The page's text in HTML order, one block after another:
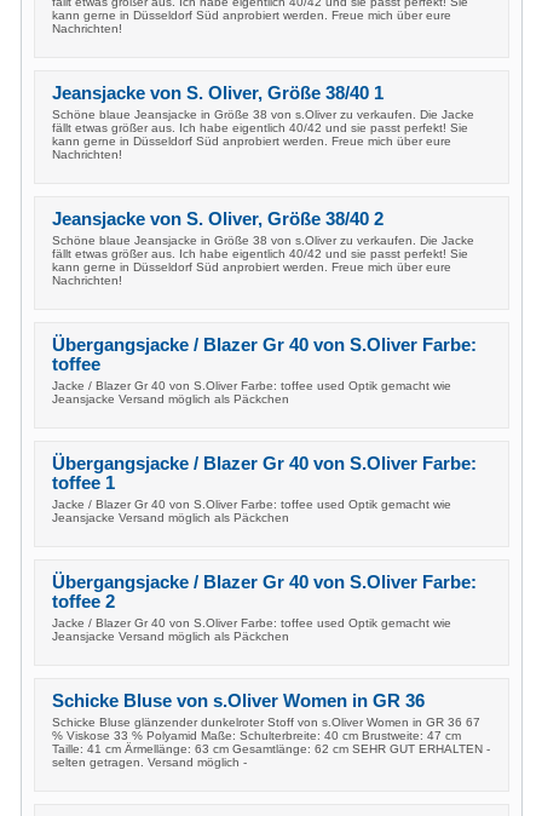
kann gerne in Düsseldorf Süd anprobiert werden. Freue mich über eure
Nachrichten!
Jeansjacke von S. Oliver, Größe 38/40 1
Schöne blaue Jeansjacke in Größe 38 von s.Oliver zu verkaufen. Die Jacke
fällt etwas größer aus. Ich habe eigentlich 40/42 und sie passt perfekt! Sie
kann gerne in Düsseldorf Süd anprobiert werden. Freue mich über eure
Nachrichten!
Jeansjacke von S. Oliver, Größe 38/40 2
Schöne blaue Jeansjacke in Größe 38 von s.Oliver zu verkaufen. Die Jacke
fällt etwas größer aus. Ich habe eigentlich 40/42 und sie passt perfekt! Sie
kann gerne in Düsseldorf Süd anprobiert werden. Freue mich über eure
Nachrichten!
Übergangsjacke / Blazer Gr 40 von S.Oliver Farbe:
toffee
Jacke / Blazer Gr 40 von S.Oliver Farbe: toffee used Optik gemacht wie
Jeansjacke Versand möglich als Päckchen
Übergangsjacke / Blazer Gr 40 von S.Oliver Farbe:
toffee 1
Jacke / Blazer Gr 40 von S.Oliver Farbe: toffee used Optik gemacht wie
Jeansjacke Versand möglich als Päckchen
Übergangsjacke / Blazer Gr 40 von S.Oliver Farbe:
toffee 2
Jacke / Blazer Gr 40 von S.Oliver Farbe: toffee used Optik gemacht wie
Jeansjacke Versand möglich als Päckchen
Schicke Bluse von s.Oliver Women in GR 36
Schicke Bluse glänzender dunkelroter Stoff von s.Oliver Women in GR 36 67
% Viskose 33 % Polyamid Maße: Schulterbreite: 40 cm Brustweite: 47 cm
Taille: 41 cm Ärmellänge: 63 cm Gesamtlänge: 62 cm SEHR GUT ERHALTEN -
selten getragen. Versand möglich -